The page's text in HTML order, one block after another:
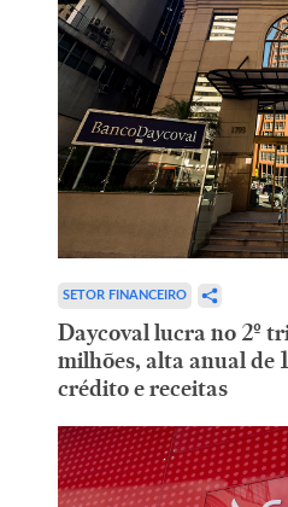
SETOR FINANCEIRO
Daycoval lucra no 2º
milhões, alta anual de
crédito e receitas